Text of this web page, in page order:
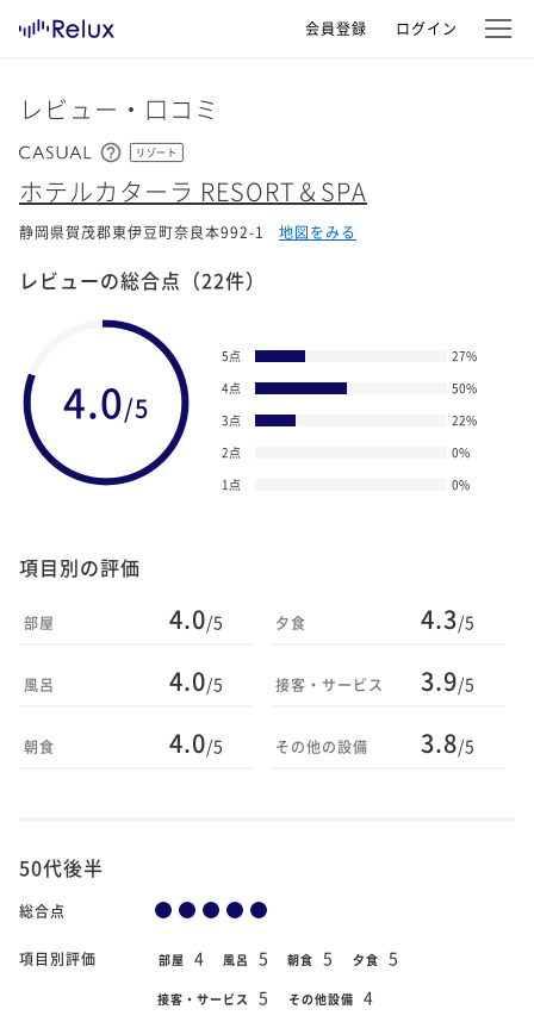
会員登録 ログイン
レビュー・口コミ
リゾート
ホテルカターラ RESORT＆SPA
静岡県賀茂郡東伊豆町奈良本992-1 地図をみる
レビューの総合点 （22件）
4.0/5
5点 27%
4点
50%
3点
22%
2点
0%
1点
0%
項目別の評価
部屋 4.0/5
風呂 4.0/5
朝食 4.0/5
夕食 4.3/5
接客・サービス 3.9/5
その他の設備 3.8/5
50代後半
総合点
項目別評価 部屋 4 風呂 5 朝食 5 夕食 5
接客・サービス 5 その他設備 4